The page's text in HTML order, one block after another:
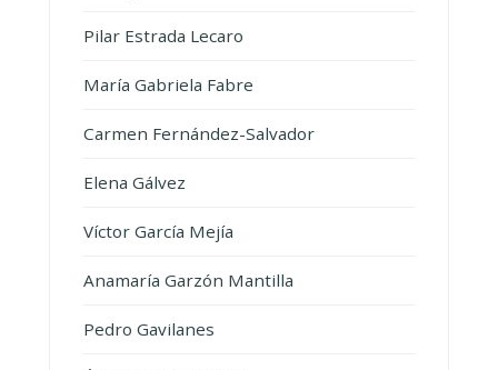
Pilar Estrada Lecaro
María Gabriela Fabre
Carmen Fernández-Salvador
Elena Gálvez
Víctor García Mejía
Anamaría Garzón Mantilla
Pedro Gavilanes